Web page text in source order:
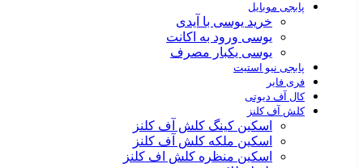
پابجی موبایل
خرید یوسی با آیدی
یوسی ورود به اکانت
یوسی یکبار مصرف
پابجی نیو استیت
فری فایر
کال آف دیوتی
کلش آف کلنز
اسکین کینگ کلش آف کلنز
اسکین ملکه کلش آف کلنز
اسکین منظره کلش اف کلنز